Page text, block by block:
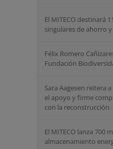
El MITECO destinará
singulares de ahorro
Félix Romero
Fundación
Sara Aagesen reitera
el apoyo y firme
con la reconstrucción
El MITECO lanza 700
almacenamiento